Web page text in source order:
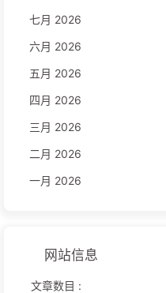
七月 2026
六月 2026
五月 2026
四月 2026
三月 2026
二月 2026
一月 2026
网站信息
文章数目 :